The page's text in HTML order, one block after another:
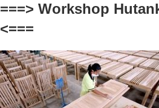
===> Workshop
<===